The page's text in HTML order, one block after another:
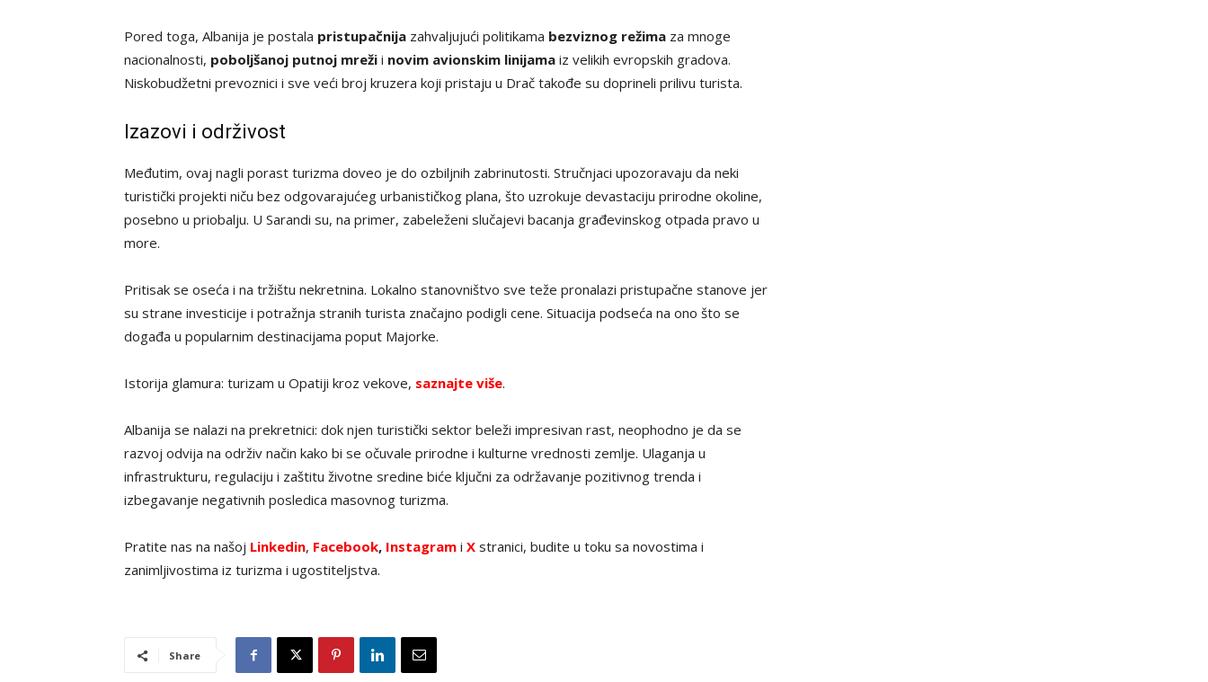
Pored toga, Albanija je postala pristupačnija zahvaljujući politikama bezviznog režima za mnoge
nacionalnosti, poboljšanoj putnoj mreži i novim avionskim linijama iz velikih evropskih gradova.
Niskobudžetni prevoznici i sve veći broj kruzera koji pristaju u Drač takođe su doprineli prilivu turista.
Izazovi i održivost
Međutim, ovaj nagli porast turizma doveo je do ozbiljnih zabrinutosti. Stručnjaci upozoravaju da neki
turistički projekti niču bez odgovarajućeg urbanističkog plana, što uzrokuje devastaciju prirodne okoline,
posebno u priobalju. U Sarandi su, na primer, zabeleženi slučajevi bacanja građevinskog otpada pravo u
more.
Pritisak se oseća i na tržištu nekretnina. Lokalno stanovništvo sve teže pronalazi pristupačne stanove jer
su strane investicije i potražnja stranih turista značajno podigli cene. Situacija podseća na ono što se
događa u popularnim destinacijama poput Majorke.
Istorija glamura: turizam u Opatiji kroz vekove, saznajte više.
Albanija se nalazi na prekretnici: dok njen turistički sektor beleži impresivan rast, neophodno je da se
razvoj odvija na održiv način kako bi se očuvale prirodne i kulturne vrednosti zemlje. Ulaganja u
infrastrukturu, regulaciju i zaštitu životne sredine biće ključni za održavanje pozitivnog trenda i
izbegavanje negativnih posledica masovnog turizma.
Pratite nas na našoj Linkedin, Facebook, Instagram i X stranici, budite u toku sa novostima i
zanimljivostima iz turizma i ugostiteljstva.
Share